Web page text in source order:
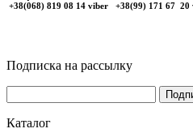
+38(068) 819 08 14 viber +38(99) 171 67 20
Подписка на рассылку
Каталог